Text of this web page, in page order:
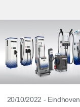
20/10/2022 - Eindhoven